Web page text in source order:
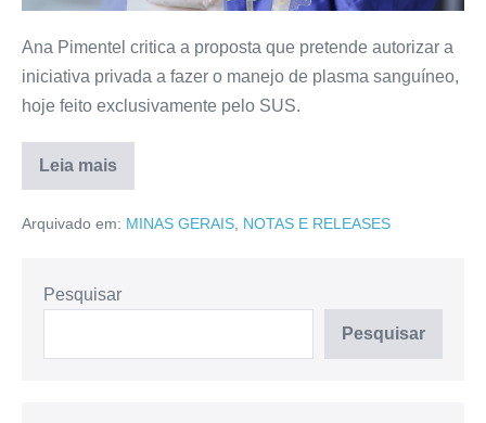
Ana Pimentel critica a proposta que pretende autorizar a
iniciativa privada a fazer o manejo de plasma sanguíneo,
hoje feito exclusivamente pelo SUS.
Leia mais
Arquivado em: MINAS GERAIS NOTAS E RELEASES
Pesquisar
Pesquisar